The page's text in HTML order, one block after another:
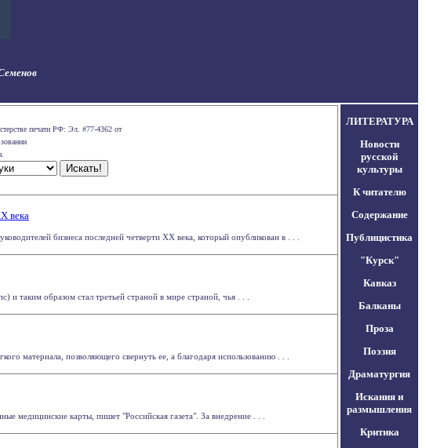
печати РФ: Эл. #77-4362 от
века
бизнеса последней четверти XX века, который опубликован в . . .
и таким образом стал третьей страной в мире страной, чья . . .
материала, позволяющего свернуть ее, а благодаря использованию . . .
медицинские карты, пишет "Российская газета". За внедрение . . .
ЛИТЕРАТУРА
Новости
русской
культуры
К читателю
Содержание
Публицистика
"Курск"
Кавказ
Балканы
Проза
Поэзия
Драматургия
Искания и
размышления
Критика